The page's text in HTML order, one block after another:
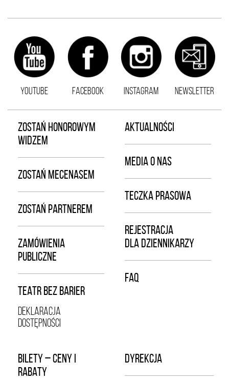
YOUTUBE FACEBOOK INSTAGRAM NEWSLETTER
ZOSTAŃ HONOROWYM
WIDZEM
ZOSTAŃ MECENASEM
ZOSTAŃ PARTNEREM
ZAMÓWIENIA
PUBLICZNE
TEATR BEZ BARIER
DEKLARACJA
DOSTĘPNOŚCI
AKTUALNOŚCI
MEDIA O NAS
TECZKA PRASOWA
REJESTRACJA
DLA DZIENNIKARZY
FAQ
BILETY – CENY I
RABATY
DYREKCJA